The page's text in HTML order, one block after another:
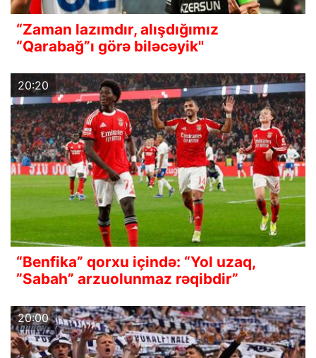
“Zaman lazımdır, alışdığımız
“Qarabağ”ı görə biləcəyik"
20:20
“Benfika” qorxu içində: “Yol uzaq,
”Sabah” arzuolunmaz rəqibdir”
20:00